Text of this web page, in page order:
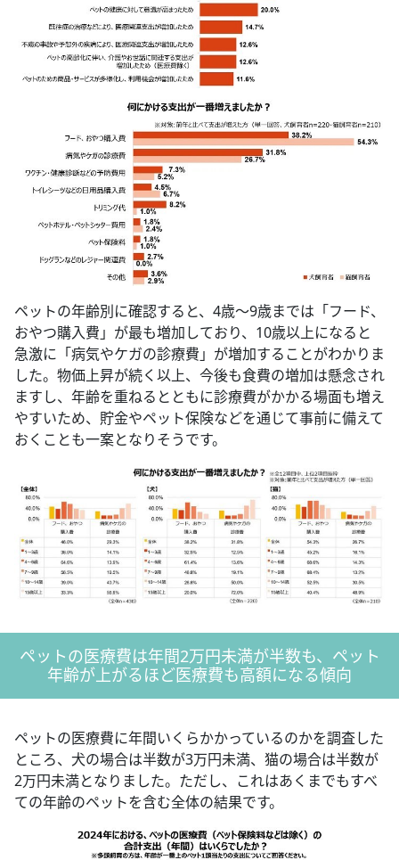
ペットの年齢別に確認すると、4歳～9歳までは「フード、
おやつ購入費」が最も増加しており、10歳以上になると
急激に「病気やケガの診療費」が増加することがわかりま
した。物価上昇が続く以上、今後も食費の増加は懸念され
ますし、年齢を重ねるとともに診療費がかかる場面も増え
やすいため、貯金やペット保険などを通じて事前に備えて
おくことも一案となりそうです。
ペットの医療費は年間2万円未満が半数も、ペット
年齢が上がるほど医療費も高額になる傾向
ペットの医療費に年間いくらかかっているのかを調査した
ところ、犬の場合は半数が3万円未満、猫の場合は半数が
2万円未満となりました。ただし、これはあくまでもすべ
ての年齢のペットを含む全体の結果です。